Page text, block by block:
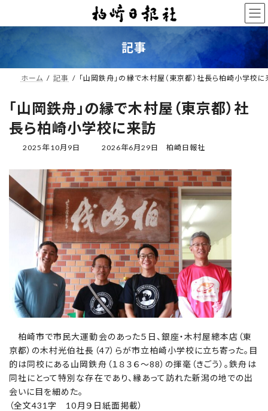
テ
ゲ
記事
ホーム 記事 「山岡鉄舟」の縁で木村屋（東京都）社長ら柏崎小学校
「山岡鉄舟」の縁で木村屋（東京都）社
長ら柏崎小学校に来訪
2025年10月9日
最
更
新
日
時
:
2026年6月29日 柏崎日報社
柏崎市で市民大運動会のあった５日、銀座・木村屋總本店（東
京都）の木村光伯社長（47）らが市立柏崎小学校に立ち寄った。目
的は同校にある山岡鉄舟（１８３６～88）の揮毫（きごう）。鉄舟は
同社にとって特別な存在であり、縁あって訪れた新潟の地での出
会いに目を細めた。
（全文431字 10月９日紙面掲載）